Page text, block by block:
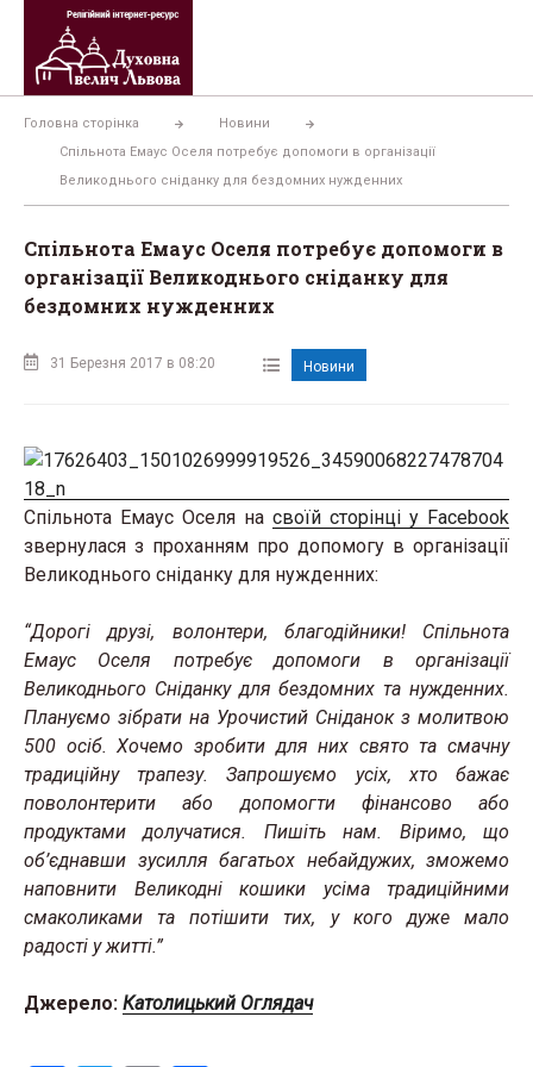
Перейти
вмісту
Головна сторінка
Новини
Спільнота Емаус Оселя потребує допомоги в організації
Великоднього сніданку для бездомних нужденних
Спільнота Емаус Оселя потребує допомоги в
організації Великоднього сніданку для
бездомних нужденних
31 Березня 2017 в 08:20 Новини
Спільнота Емаус Оселя на своїй сторінці у Facebook
звернулася з проханням про допомогу в організації
Великоднього сніданку для нужденних:
“Дорогі друзі, волонтери, благодійники! Спільнота
Емаус Оселя потребує допомоги в організації
Великоднього Сніданку для бездомних та нужденних.
Плануємо зібрати на Урочистий Сніданок з молитвою
500 осіб. Хочемо зробити для них свято та смачну
традиційну трапезу. Запрошуємо усіх, хто бажає
поволонтерити або допомогти фінансово або
продуктами долучатися. Пишіть нам. Віримо, що
об’єднавши зусилля багатьох небайдужих, зможемо
наповнити Великодні кошики усіма традиційними
смаколиками та потішити тих, у кого дуже мало
радості у житті.”
Джерело: Католицький Оглядач